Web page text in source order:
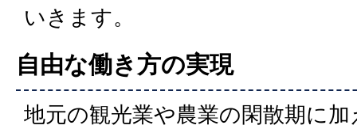
いきます。
自由な働き方の実現
地元の観光業や農業の閑散期に